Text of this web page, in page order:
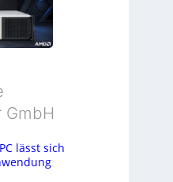
GmbH
lässt sich